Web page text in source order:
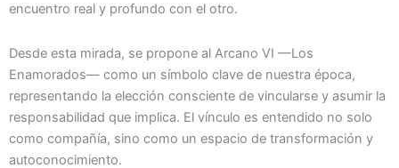
encuentro real y profundo con el otro.
Desde esta mirada, se propone al Arcano VI —Los
Enamorados— como un símbolo clave de nuestra época,
representando la elección consciente de vincularse y asumir la
responsabilidad que implica. El vínculo es entendido no solo
como compañía, sino como un espacio de transformación y
autoconocimiento.